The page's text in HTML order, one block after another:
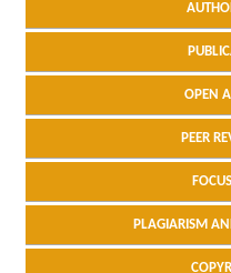
OPEN
PEER
PLAGIARISM